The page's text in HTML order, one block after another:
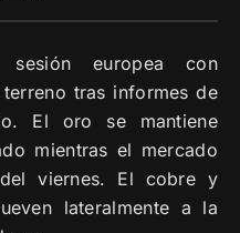
europea con
tras informes de
El oro se mantiene
mientras el mercado
viernes. El cobre y
lateralmente a la